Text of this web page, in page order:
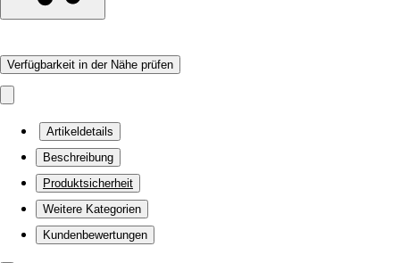
Verfügbarkeit in der Nähe prüfen
Artikeldetails
Beschreibung
Produktsicherheit
Weitere Kategorien
Kundenbewertungen